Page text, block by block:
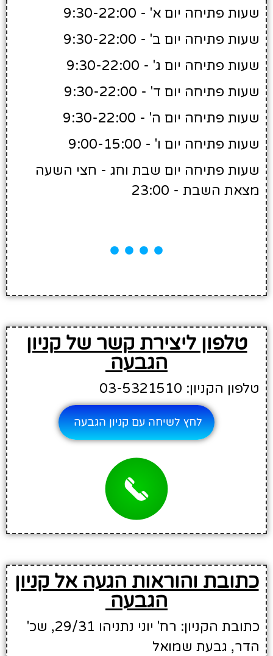
שעות פתיחה יום א' - 9:30-22:00
שעות פתיחה יום ב' - 9:30-22:00
שעות פתיחה יום ג' - 9:30-22:00
שעות פתיחה יום ד' - 9:30-22:00
שעות פתיחה יום ה' - 9:30-22:00
שעות פתיחה יום ו' - 9:00-15:00
שעות פתיחה יום שבת וחג - חצי השעה
מצאת השבת - 23:00
טלפון ליצירת קשר של קניון
הגבעה
טלפון הקניון: 03-5321510
לחץ לשיחה עם קניון הגבעה
כתובת והוראות הגעה אל קניון
הגבעה
כתובת הקניון: רח' יוני נתניהו 29/31, שכ'
הדר, גבעת שמואל